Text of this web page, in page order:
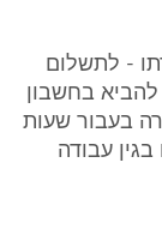
- לתשלום
להביא בחשבון
בעבור שעות
עבודה